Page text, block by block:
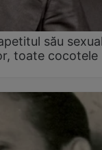
său
toate cocotele